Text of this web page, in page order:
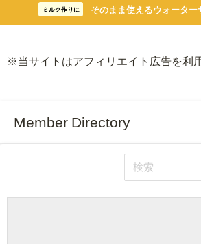
ミルク作りに そのまま使えるウォーター
※当サイトはアフィリエイト広告を利
Member Directory